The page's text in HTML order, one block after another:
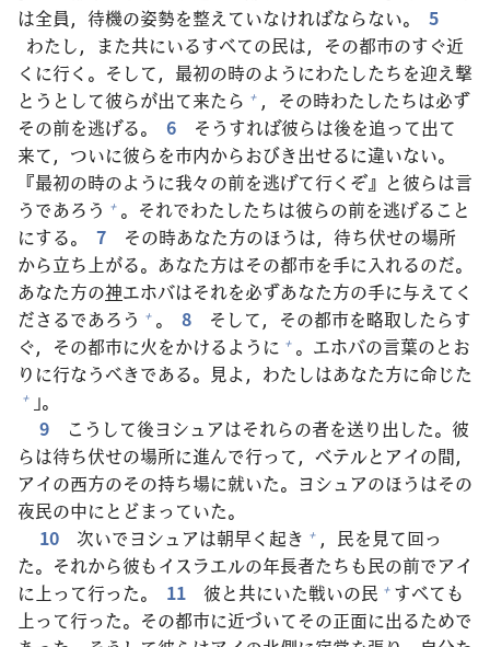
は全員， 待機の姿勢を整えていなければならない。
5
わたし，また共にいるすべての民は，その都市のすぐ近
くに行く。そして， 最初の時のようにわたしたちを迎え撃
とうとして彼らが出て来たら + ，その時わたしたちは必ず
その前を逃げる。 6 そうすれば彼らは後を追って出て
来て，ついに彼らを市内からおびき出せるに違いない。
『最初の時のように我々の前を逃げて行くぞ』と彼らは言
うであろう + 。それでわたしたちは彼らの前を逃げること
にする。
7 その時あなた方のほうは， 待ち伏せの場所
から立ち 上がる。あなた方はその都市を手に入れるのだ。
あなた方の神エホバはそれを必ずあなた方の手に与えてく
ださるであろう + 。 8 そして，その都市を略取したらす
ぐ，その都市に火をかけるように + 。エホバの言葉のとお
りに行なうべきである。 見よ，わたしはあなた方に命じた
+ 」。
9
こうして後ヨシュアはそれらの者を送り出した。 彼
らは待ち伏せの場所に進んで行って，ベテルとアイの間，
アイの西方のその持ち場に就いた。ヨシュアのほうはその
夜民の中にとどまっていた。
10
次いでヨシュアは朝早く 起き + ， 民を 見て回っ
た。それから彼もイスラエルの年長者たちも民の前でアイ
に 上って行った。 11 彼と共にいた戦いの民 + すべても
上って行った。その都市に近づいてその正面に出るためで